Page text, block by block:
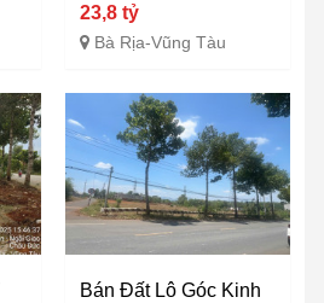
23,8 tỷ
Bà Rịa-Vũng Tàu
Bán Đất Lô Góc Kinh